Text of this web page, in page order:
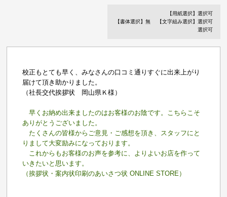
【用紙選択】選択可
【書体選択】無
【文字組み選択】選択可
選択可
校正もとても早く、みなさんの口コミ通りすぐに出来上がり
届けて頂き助かりました。
（社長交代挨拶状 岡山県Ｋ様）
早くお納め出来ましたのはお客様のお陰です。こちらこそ
ありがとうございました。
たくさんの皆様からご意見・ご感想を頂き、スタッフにと
りまして大変励みになっております。
これからもお客様のお声を参考に、よりよいお店を作って
いきたいと思います。
（挨拶状・案内状印刷のあいさつ状 ONLINE STORE）